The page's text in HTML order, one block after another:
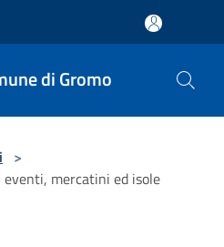
di Gromo
>
mercatini ed isole